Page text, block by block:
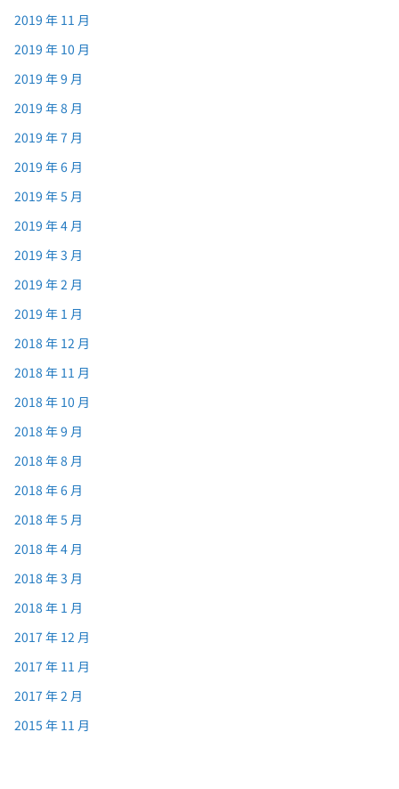
2019 年 11 月
2019 年 10 月
2019 年 9 月
2019 年 8 月
2019 年 7 月
2019 年 6 月
2019 年 5 月
2019 年 4 月
2019 年 3 月
2019 年 2 月
2019 年 1 月
2018 年 12 月
2018 年 11 月
2018 年 10 月
2018 年 9 月
2018 年 8 月
2018 年 6 月
2018 年 5 月
2018 年 4 月
2018 年 3 月
2018 年 1 月
2017 年 12 月
2017 年 11 月
2017 年 2 月
2015 年 11 月